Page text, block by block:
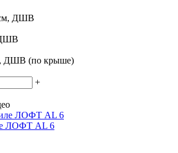
ДШВ
ДШВ
ДШВ (по крыше)
+
ЛОФТ AL 6